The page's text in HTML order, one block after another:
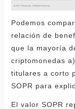
Podemos
relación de
que la mayoría
criptomonedas
titulares a corto
SOPR para
El valor SOPR